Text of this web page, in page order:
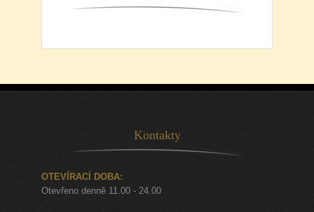
Kontakty
OTEVÍRACÍ DOBA:
Otevřeno denně 11.00 - 24.00